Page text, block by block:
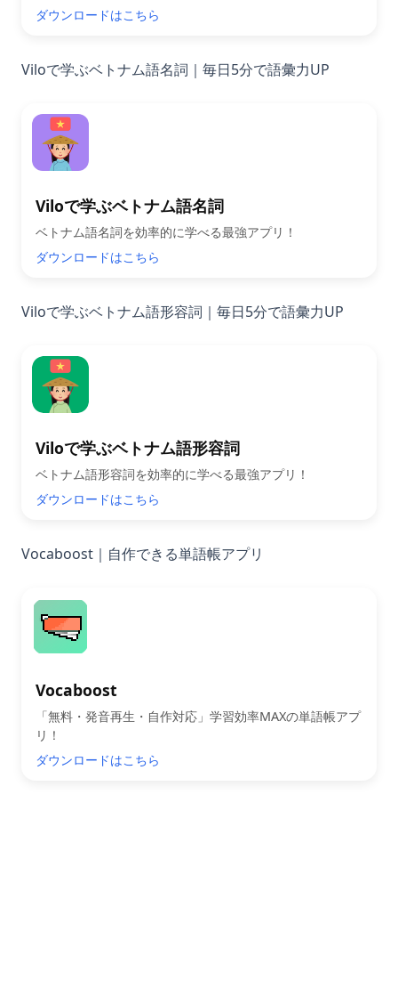
ダウンロードはこちら
Viloで学ぶベトナム語名詞｜毎日5分で語彙力UP
Viloで学ぶベトナム語名詞
ベトナム語名詞を効率的に学べる最強アプリ！
ダウンロードはこちら
Viloで学ぶベトナム語形容詞｜毎日5分で語彙力UP
Viloで学ぶベトナム語形容詞
ベトナム語形容詞を効率的に学べる最強アプリ！
ダウンロードはこちら
Vocaboost｜自作できる単語帳アプリ
Vocaboost
「無料・発音再生・自作対応」学習効率MAXの単語帳アプ
リ！
ダウンロードはこちら